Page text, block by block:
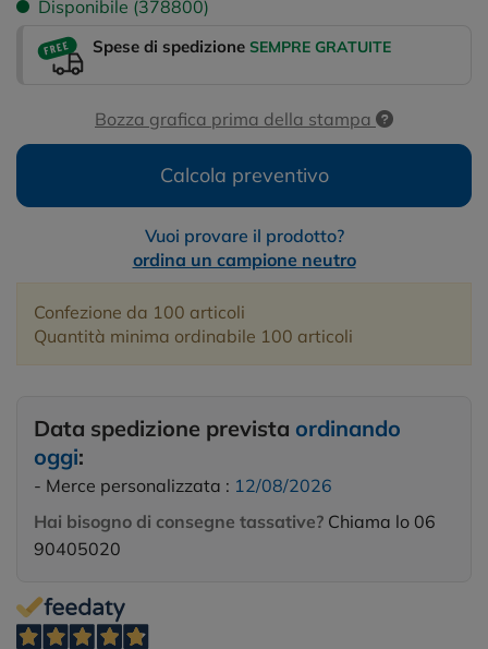
Disponibile (378800)
Spese di spedizione SEMPRE GRATUITE
Bozza grafica prima della stampa
Calcola preventivo
Vuoi provare il prodotto?
ordina un campione neutro
Confezione da 100 articoli
Quantità minima ordinabile 100 articoli
Data spedizione prevista ordinando
oggi:
- Merce personalizzata : 12/08/2026
Hai bisogno di consegne tassative? Chiama lo 06
90405020